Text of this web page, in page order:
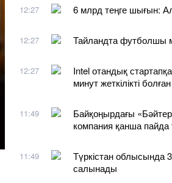
12:27 6 млрд теңге шығын:
12:27 Тайландта футболшы
12:27
Intel отандық
минут жеткілікті болған
11:49
Байқоңырдағы
компания қанша пайда
11:49
Түркістан облысында
салынады